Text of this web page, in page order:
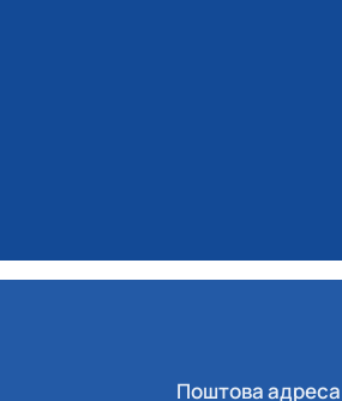
Поштова адреса